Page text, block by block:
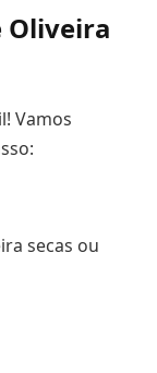
Oliveira
Vamos
secas ou